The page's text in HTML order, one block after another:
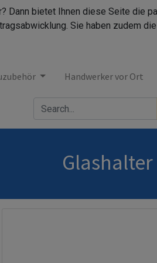
Dann bietet Ihnen diese Seite die
Sie haben zudem
Handwerker vor Ort
Glashalter